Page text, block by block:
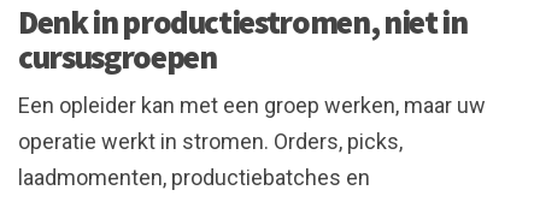
Denk in productiestromen, niet in
cursusgroepen
Een opleider kan met een groep werken, maar uw
operatie werkt in stromen. Orders, picks,
laadmomenten, productiebatches en